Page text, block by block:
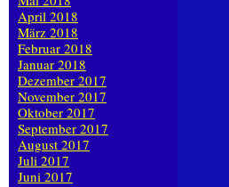
April 2018
März 2018
Februar 2018
Januar 2018
Dezember 2017
November 2017
Oktober 2017
September 2017
August 2017
Juli 2017
Juni 2017